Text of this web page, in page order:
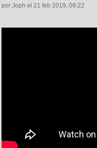
por Joph el 21 feb 2019, 09:22